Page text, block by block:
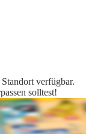
verfügbar.
solltest!